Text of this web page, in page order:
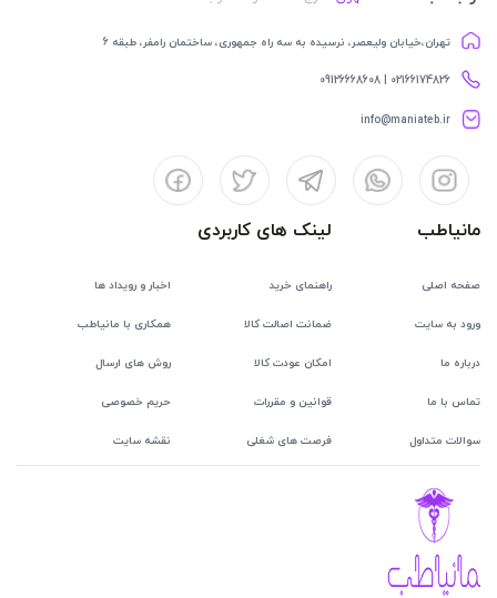
تهران،خیابان ولیعصر، نرسیده به سه راه جمهوری، ساختمان رامفر، طبقه 6
02166174826 | 09126668608
info@maniateb.ir
مانیاطب
صفحه اصلی
ورود به سایت
درباره ما
تماس با ما
سوالات متداول
لینک های کاربردی
راهنمای خرید اخبار و رویداد ها
ضمانت اصالت کالا همکاری با مانیاطب
امکان عودت کالا روش های ارسال
قوانین و مقررات حریم خصوصی
فرصت های شغلی نقشه سایت